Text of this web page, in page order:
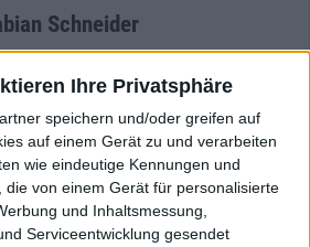
Ihre Privatsphäre
speichern und/oder greifen auf
auf einem Gerät zu und verarbeiten
wie eindeutige Kennungen und
von einem Gerät für personalisierte
und Inhaltsmessung,
Serviceentwicklung gesendet
Schneider